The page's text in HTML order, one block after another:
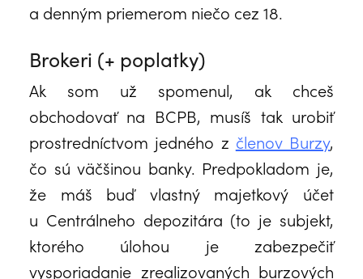
a denným priemerom niečo cez 18.
Brokeri (+ poplatky)
Ak som už spomenul, ak chceš
obchodovať na BCPB, musíš tak urobiť
prostredníctvom jedného z členov Burzy,
čo sú väčšinou banky. Predpokladom je,
že máš buď vlastný majetkový účet
u Centrálneho depozitára (to je subjekt,
ktorého úlohou je zabezpečiť
vysporiadanie zrealizovaných burzových